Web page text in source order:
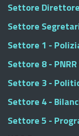
Settore
Settore
Settore 1 -
Settore 8 -
Settore 3 -
Settore 4 -
Settore 5 -